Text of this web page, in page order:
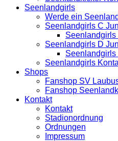
Seenlandgirls
Werde ein
Seenlandgirls C
Seenlandgirls D
Seenlandgirls
Shops
Fanshop SV
Fanshop
Kontakt
Kontakt
Stadionordnung
Ordnungen
Impressum